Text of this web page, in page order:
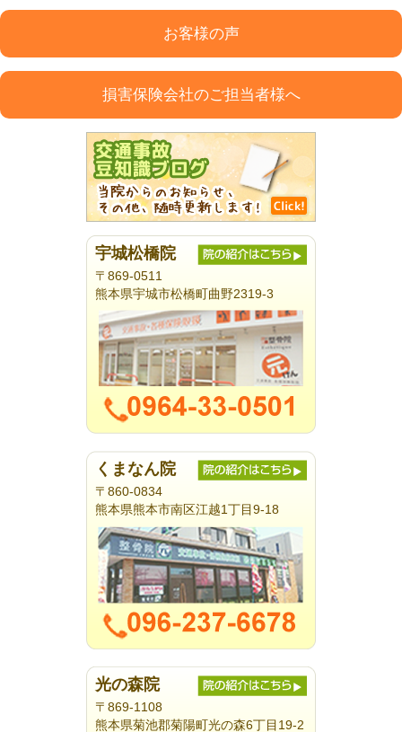
お客様の声
損害保険会社のご担当者様へ
宇城松橋院
〒869-0511
熊本県宇城市松橋町曲野2319-3
くまなん院
〒860-0834
熊本県熊本市南区江越1丁目9-18
光の森院
〒869-1108
熊本県菊池郡菊陽町光の森6丁目19-2